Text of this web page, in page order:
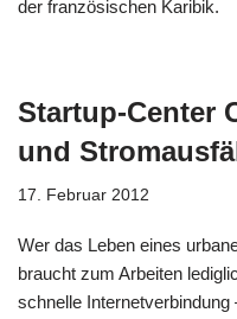
der französischen Karibik.
Startup-Center
und
17. Februar 2012
Wer das Leben eines
braucht zum Arbeiten
schnelle